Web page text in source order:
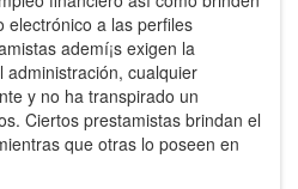
electrónico a las perfiles
ademí¡s exigen la
administración, cualquier
y no ha transpirado un
Ciertos prestamistas brindan el
que otras lo poseen en